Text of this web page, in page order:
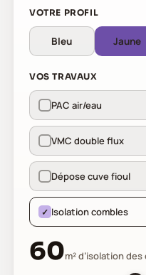
VOTRE PROFIL
Bleu Jaune
VOS TRAVAUX
PAC air/eau
VMC double flux
Dépose cuve fioul
✓ Isolation combles
60m² d’isolation